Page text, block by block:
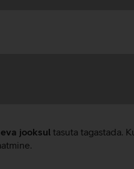
jooksul tasuta tagastada.